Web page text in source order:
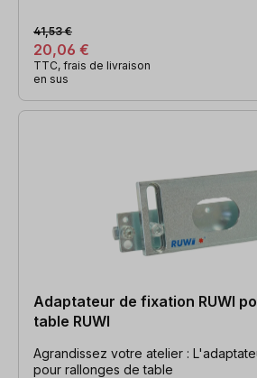
20,06 €
41,53 €
TTC, frais de livraison
en sus
Adaptateur de fixation RUWI
table RUWI
Agrandissez votre atelier :
pour rallonges de table